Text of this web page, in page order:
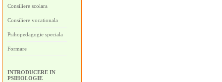
Consiliere scolara
Consiliere vocationala
Psihopedagogie speciala
Formare
INTRODUCERE IN
PSIHOLOGIE